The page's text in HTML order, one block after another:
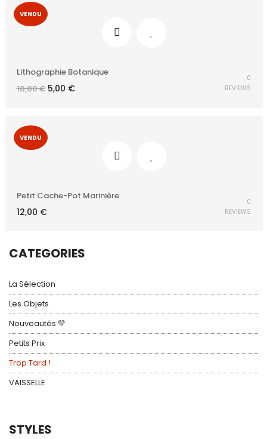
CATEGORIES
La Sélection
Les Objets
Nouveautés 💛
Petits Prix
Trop Tard !
VAISSELLE
STYLES
VENDU
Lithographie Botanique
10,00€ Le
prix
5,00 €Le
prix
0
REVIEWS
VENDU
Petit Cache-Pot Marinière
12,00 €
0
REVIEWS